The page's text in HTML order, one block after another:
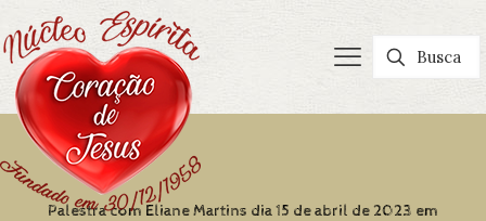
Palestra com Eliane Martins dia 15 de abril de 2023 em